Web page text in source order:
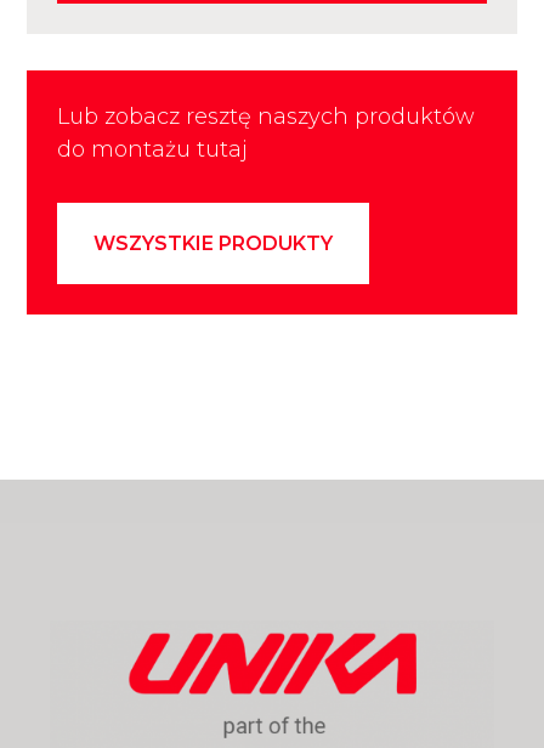
Lub zobacz resztę naszych produktów
do montażu tutaj
WSZYSTKIE PRODUKTY